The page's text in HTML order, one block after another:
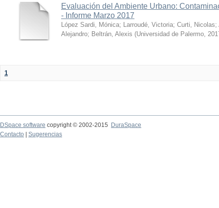
Evaluación del Ambiente Urbano:
- Informe Marzo 2017
López Sardi, Mónica; Larroudé, Victoria; Curti, Nicolas;
Alejandro; Beltrán, Alexis (Universidad de Palermo,
1
DSpace software copyright © 2002-2015
DuraSpace
Contacto
Sugerencias